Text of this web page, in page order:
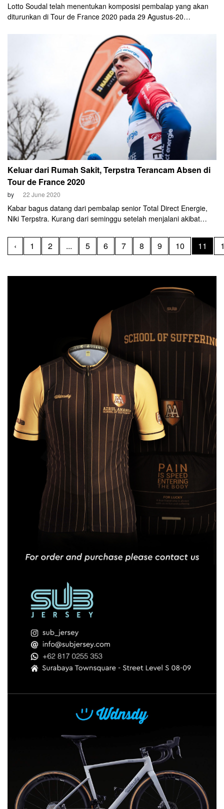
Lotto Soudal telah menentukan komposisi pembalap yang akan
diturunkan di Tour de France 2020 pada 29 Agustus-20
nama-nama andalan seperti Caleb Ewan, Philippe Gilbert,
Thomas De Gendt, dan Roger Kluge.
Keluar dari Rumah Sakit, Terpstra Terancam Absen di
Tour de France 2020
by 22 June 2020
Kabar bagus datang dari pembalap senior Total Direct Energie,
Niki Terpstra. Kurang dari seminggu setelah menjalani akibat
diperbolehkan keluar dari rumah sakit sejak Minggu (21/6)
kemarin.
‹ 1 2 ... 5 6 7 8 9 10 11